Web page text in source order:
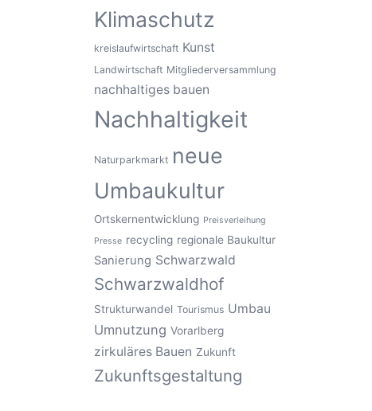
Klimaschutz
kreislaufwirtschaft Kunst
Landwirtschaft Mitgliederversammlung
nachhaltiges bauen
Nachhaltigkeit
Naturparkmarkt neue
Umbaukultur
Ortskernentwicklung Preisverleihung
Presse recycling regionale Baukultur
Sanierung Schwarzwald
Schwarzwaldhof
Strukturwandel Tourismus Umbau
Umnutzung Vorarlberg
zirkuläres Bauen Zukunft
Zukunftsgestaltung